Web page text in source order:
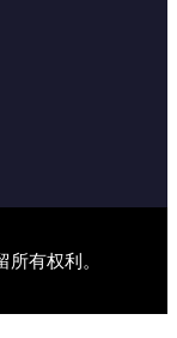
有权利。